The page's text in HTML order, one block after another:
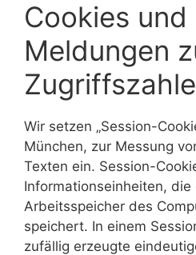
Cookies und
Meldungen
Wir setzen „Session-
München, zur Messung
Texten ein. Session-
Informationseinheiten,
Arbeitsspeicher des
speichert. In einem
zufällig erzeugte